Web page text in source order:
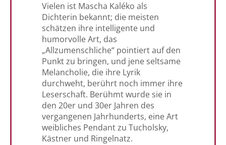
Vielen ist Mascha Kaléko als
Dichterin bekannt; die meisten
schätzen ihre intelligente und
humorvolle Art, das
„Allzumenschliche“ pointiert auf den
Punkt zu bringen, und jene seltsame
Melancholie, die ihre Lyrik
durchweht, berührt noch immer ihre
Leserschaft. Berühmt wurde sie in
den 20er und 30er Jahren des
vergangenen Jahrhunderts, eine Art
weibliches Pendant zu Tucholsky,
Kästner und Ringelnatz.